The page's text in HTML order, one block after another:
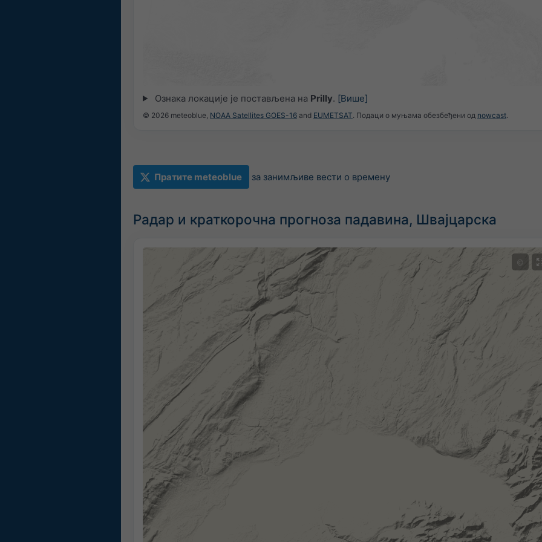
Ознака локације је постављена на Prilly. [Више]
© 2026 meteoblue, NOAA Satellites GOES-16 and EUMETSAT. Подаци о муњама обезбеђени од nowcast.
Пратите meteoblue за занимљиве вести о времену
Радар и краткорочна прогноза падавина, Швајцарска
©